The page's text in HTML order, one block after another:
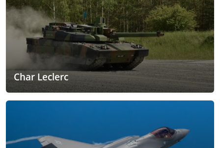
Char Leclerc